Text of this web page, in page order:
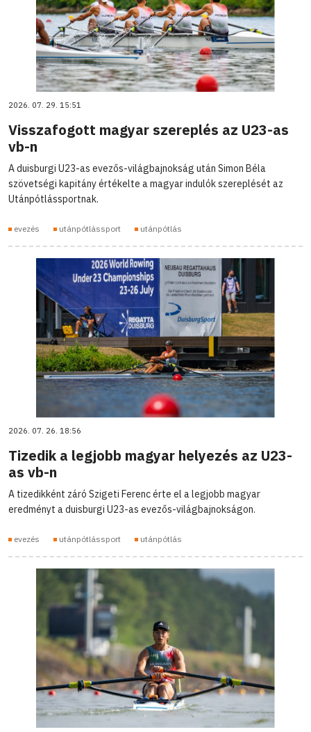
2026. 07. 29. 15:51
Visszafogott magyar szereplés az U23-as
vb-n
A duisburgi U23-as evezős-világbajnokság után Simon Béla
szövetségi kapitány értékelte a magyar indulók szereplését az
Utánpótlássportnak.
evezés utánpótlássport utánpótlás
2026. 07. 26. 18:56
Tizedik a legjobb magyar helyezés az U23-
as vb-n
A tizedikként záró Szigeti Ferenc érte el a legjobb magyar
eredményt a duisburgi U23-as evezős-világbajnokságon.
evezés utánpótlássport utánpótlás